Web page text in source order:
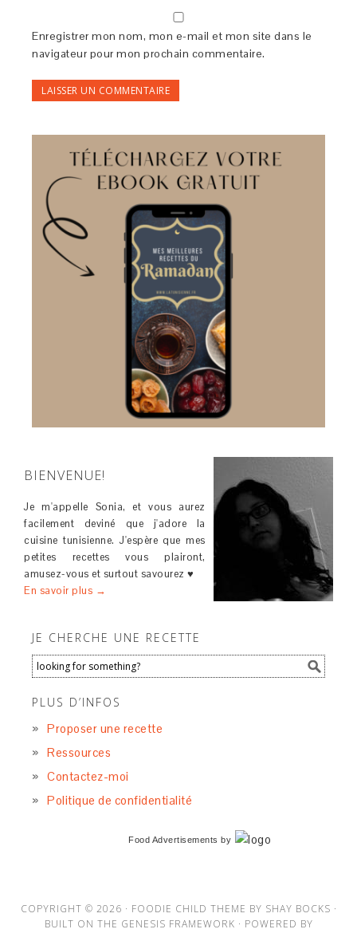
Enregistrer mon nom, mon e-mail et mon site dans le
navigateur pour mon prochain commentaire.
BIENVENUE!
Je m'appelle Sonia, et vous aurez
facilement deviné que j'adore la
cuisine tunisienne. J'espère que mes
petites recettes vous plairont,
amusez-vous et surtout savourez ♥
En savoir plus →
JE CHERCHE UNE RECETTE
PLUS D’INFOS
Proposer une recette
Ressources
Contactez-moi
Politique de confidentialité
Food Advertisements by
COPYRIGHT © 2026 · FOODIE CHILD THEME BY SHAY BOCKS ·
BUILT ON THE GENESIS FRAMEWORK · POWERED BY